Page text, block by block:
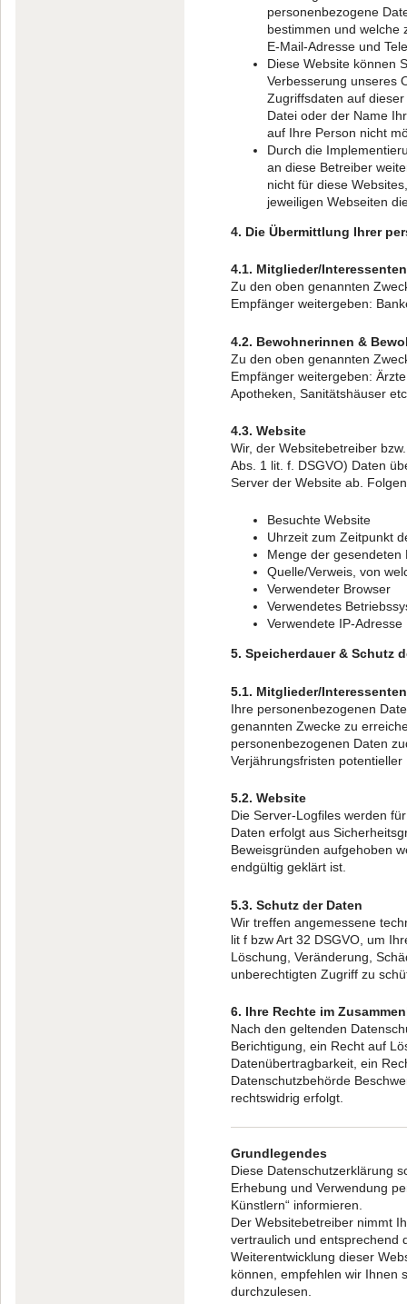
personenbezogene
bestimmen und welche
E-Mail-Adresse und
Diese Website können
Verbesserung unseres
Zugriffsdaten auf
Datei oder der Name
auf Ihre Person nicht
Durch die
an diese Betreiber
nicht für diese
jeweiligen Webseiten
4. Die Übermittlung Ihrer
4.1. Mitglieder/Interessenten
Zu den oben genannten
Empfänger weitergeben:
4.2. Bewohnerinnen &
Zu den oben genannten
Empfänger weitergeben:
Apotheken, Sanitätshäuser
4.3. Website
Wir, der Websitebetreiber
Abs. 1 lit. f. DSGVO) Daten
Server der Website ab.
Besuchte Website
Uhrzeit zum Zeitpunkt
Menge der gesendeten
Quelle/Verweis, von
Verwendeter Browser
Verwendetes
Verwendete IP-Adresse
5. Speicherdauer & Schutz
5.1. Mitglieder/
Ihre personenbezogenen
genannten Zwecke zu
personenbezogenen Daten
Verjährungsfristen
5.2. Website
Die Server-Logfiles werden
Daten erfolgt aus
Beweisgründen aufgehoben
endgültig geklärt ist.
5.3. Schutz der Daten
Wir treffen angemessene
lit f bzw Art 32 DSGVO, um
Löschung, Veränderung,
unberechtigten Zugriff zu
6. Ihre Rechte im
Nach den geltenden
Berichtigung, ein Recht auf
Datenübertragbarkeit, ein
Datenschutzbehörde
rechtswidrig erfolgt.
Grundlegendes
Diese Datenschutzerklärung
Erhebung und Verwendung
Künstlern“ informieren.
Der Websitebetreiber nimmt
vertraulich und entsprechend
Weiterentwicklung dieser
können, empfehlen wir Ihnen
durchzulesen.